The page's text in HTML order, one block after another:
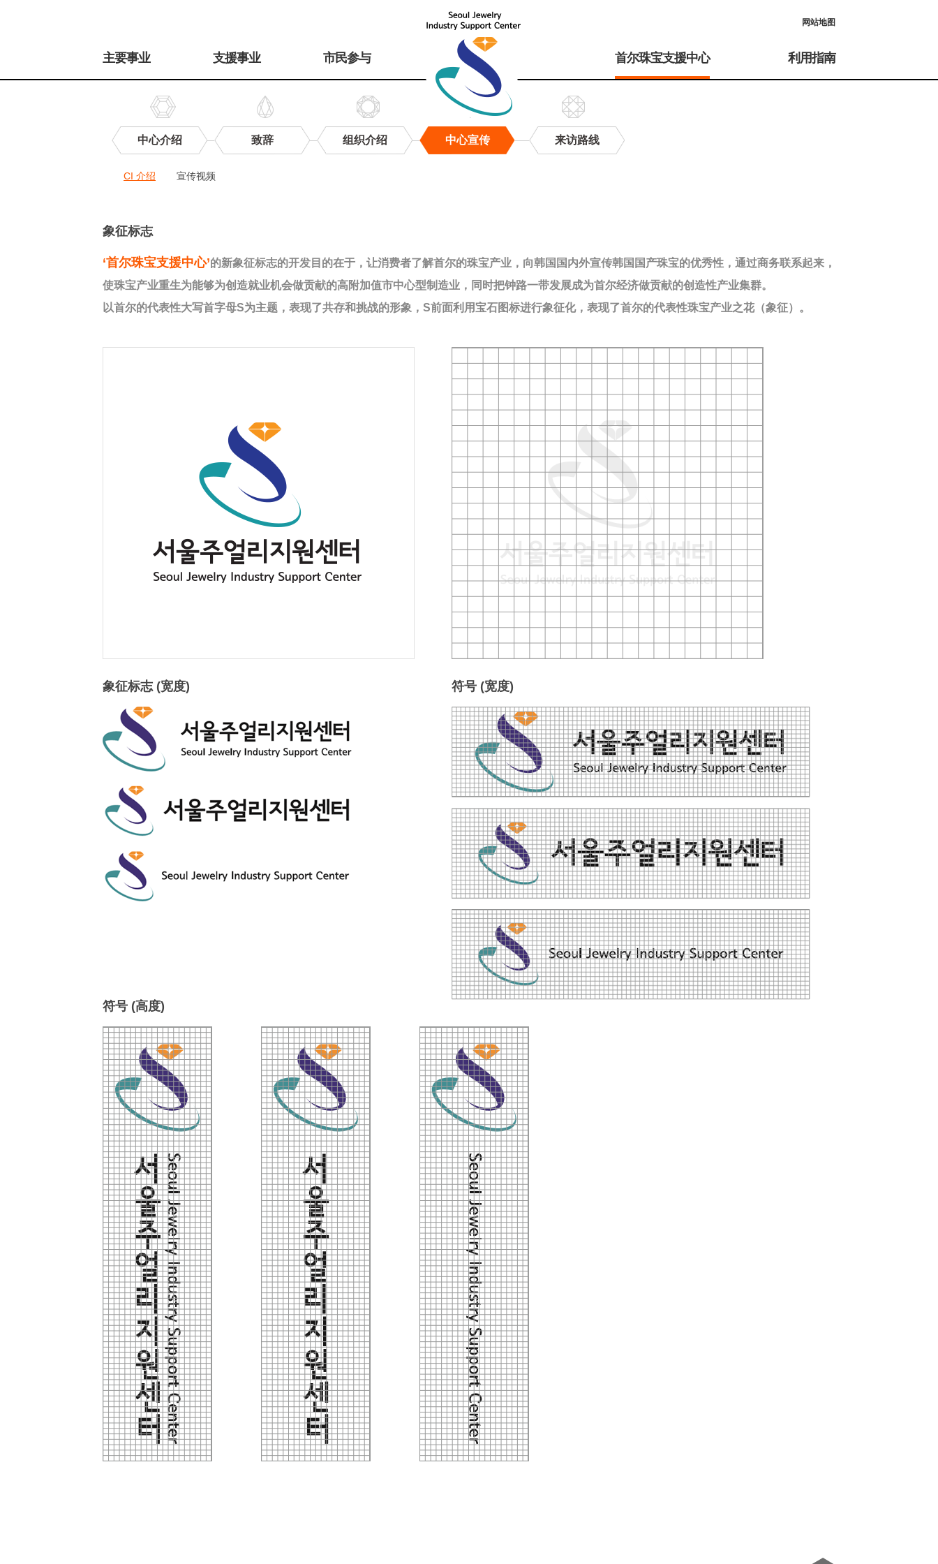
网站地图
메
主要事业 支援事业 市民参与 首尔珠宝支援中心 利用指南
中心介绍 致辞 组织介绍 中心宣传 来访路线
CI 介绍 宣传视频
绍
象征标志
‘首尔珠宝支援中心’的新象征标志的开发目的在于，让消费者了解首尔的珠宝产业，向韩国国内外宣传韩国国产珠宝的优秀性，通过商务联系起来，
使珠宝产业重生为能够为创造就业机会做贡献的高附加值市中心型制造业，同时把钟路一带发展成为首尔经济做贡献的创造性产业集群。
以首尔的代表性大写首字母S为主题，表现了共存和挑战的形象，S前面利用宝石图标进行象征化，表现了首尔的代表性珠宝产业之花（象征）。
象征标志 (宽度) 符号 (宽度)
符号 (高度)